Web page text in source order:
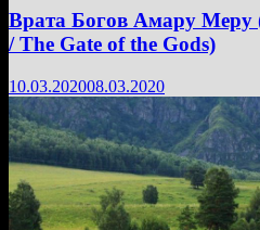
Врата Богов Амару Меру
/ The Gate of the Gods)
10.03.202008.03.2020